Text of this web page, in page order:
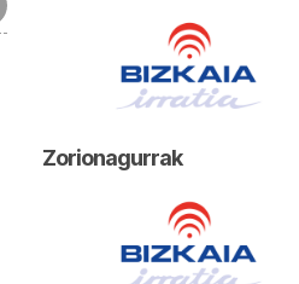
Zorionagurrak